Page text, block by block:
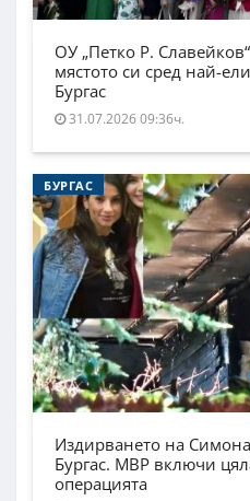
ОУ „Петко Р.
мястото си сред най-
Бургас
31.07.2026 09:36ч.
БУРГАС
Издирването на
Бургас. МВР включи
операцията